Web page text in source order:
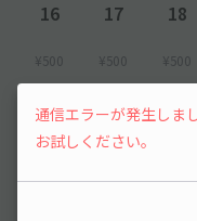
16
¥500
17
¥500
18
¥500
23 24 25
通信エラーが発生しま
お試しください。